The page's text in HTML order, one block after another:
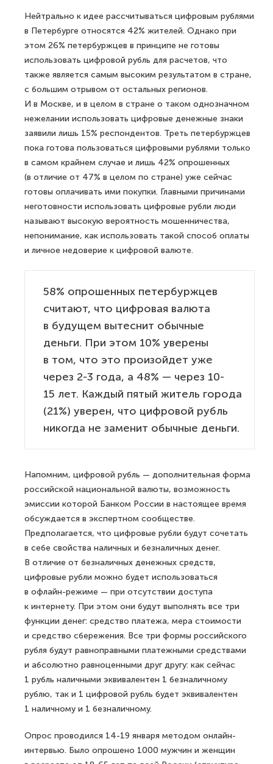
Нейтрально к идее рассчитываться цифровым рублями
в Петербурге относятся 42% жителей. Однако при
этом 26% петербуржцев в принципе не готовы
использовать цифровой рубль для расчетов, что
также является самым высоким результатом в стране,
с большим отрывом от остальных регионов.
И в Москве, и в целом в стране о таком однозначном
нежелании использовать цифровые денежные знаки
заявили лишь 15% респондентов. Треть петербуржцев
пока готова пользоваться цифровыми рублями только
в самом крайнем случае и лишь 42% опрошенных
(в отличие от 47% в целом по стране) уже сейчас
готовы оплачивать ими покупки. Главными причинами
неготовности использовать цифровые рубли люди
называют высокую вероятность мошенничества,
непонимание, как использовать такой способ оплаты
и личное недоверие к цифровой валюте.
58% опрошенных петербуржцев
считают, что цифровая валюта
в будущем вытеснит обычные
деньги. При этом 10% уверены
в том, что это произойдет уже
через 2-3 года, а 48% — через 10-
15 лет. Каждый пятый житель города
(21%) уверен, что цифровой рубль
никогда не заменит обычные деньги.
Напомним, цифровой рубль — дополнительная форма
российской национальной валюты, возможность
эмиссии которой Банком России в настоящее время
обсуждается в экспертном сообществе.
Предполагается, что цифровые рубли будут сочетать
в себе свойства наличных и безналичных денег.
В отличие от безналичных денежных средств,
цифровые рубли можно будет использоваться
в офлайн-режиме — при отсутствии доступа
к интернету. При этом они будут выполнять все три
функции денег: средство платежа, мера стоимости
и средство сбережения. Все три формы российского
рубля будут равноправными платежными средствами
и абсолютно равноценными друг другу: как сейчас
1 рубль наличными эквивалентен 1 безналичному
рублю, так и 1 цифровой рубль будет эквивалентен
1 наличному и 1 безналичному.
Опрос проводился 14-19 января методом онлайн-
интервью. Было опрошено 1000 мужчин и женщин